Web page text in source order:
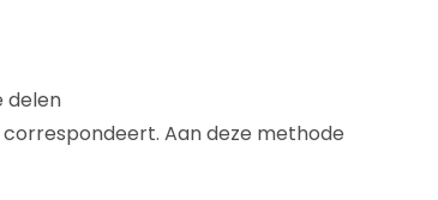
delen
Aan deze methode